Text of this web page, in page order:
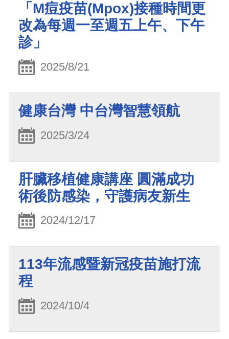
「M痘疫苗(Mpox)接種時間更
改為每週一至週五上午、下午
診」
2025/8/21
健康台灣 中台灣智慧領航
2025/3/24
肝臟移植健康講座 圓滿成功
術後防感染，守護病友新生
2024/12/17
113年流感暨新冠疫苗施打流
程
2024/10/4